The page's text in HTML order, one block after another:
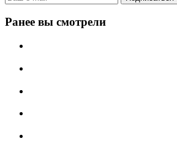
Ранее вы смотрели